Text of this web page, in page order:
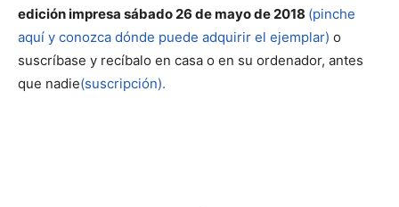
edición impresa sábado 26 de mayo de 2018 (pinche
aquí y conozca dónde puede adquirir el ejemplar) o
suscríbase y recíbalo en casa o en su ordenador, antes
que nadie(suscripción).